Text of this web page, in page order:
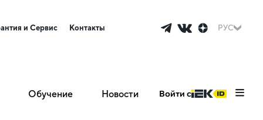
и Сервис Контакты РУС
Обучение Новости Войти с